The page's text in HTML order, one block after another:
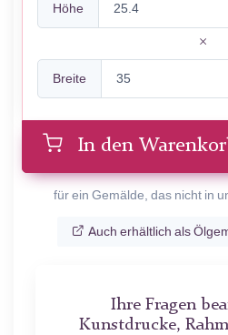
Höhe
Breite
In den
für ein Gemälde, das nicht in
Auch erhältlich als
Ihre Fragen
Kunstdrucke,